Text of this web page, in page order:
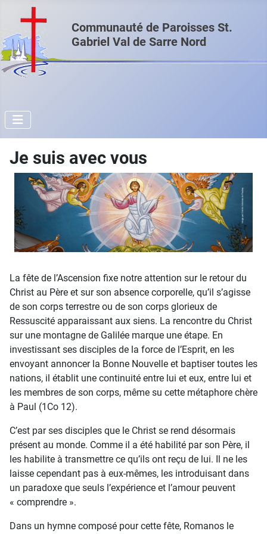
Communauté de Paroisses St.
Gabriel Val de Sarre Nord
Je suis avec vous
La fête de l’Ascension fixe notre attention sur le retour du
Christ au Père et sur son absence corporelle, qu’il s’agisse
de son corps terrestre ou de son corps glorieux de
Ressuscité apparaissant aux siens. La rencontre du Christ
sur une montagne de Galilée marque une étape. En
investissant ses disciples de la force de l’Esprit, en les
envoyant annoncer la Bonne Nouvelle et baptiser toutes les
nations, il établit une continuité entre lui et eux, entre lui et
les membres de son corps, même su cette métaphore chère
à Paul (1Co 12).
C’est par ses disciples que le Christ se rend désormais
présent au monde. Comme il a été habilité par son Père, il
les habilite à transmettre ce qu’ils ont reçu de lui. Il ne les
laisse cependant pas à eux-mêmes, les introduisant dans
un paradoxe que seuls l’expérience et l’amour peuvent
« comprendre ».
Dans un hymne composé pour cette fête, Romanos le